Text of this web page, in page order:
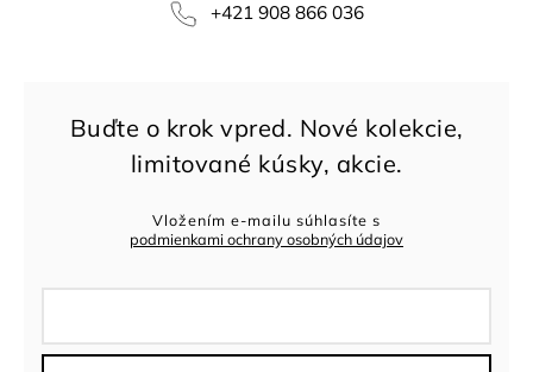
+421 908 866 036
Vložením e-mailu súhlasíte s
podmienkami ochrany osobných údajov